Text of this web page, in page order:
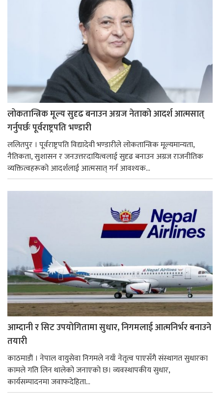
लोकतान्त्रिक मूल्य सुदृढ बनाउन अग्रज नेताको आदर्श आत्मसात्
गर्नुपर्छः पूर्वराष्ट्रपति भण्डारी
ललितपुर । पूर्वराष्ट्रपति विद्यादेवी भण्डारीले लोकतान्त्रिक मूल्यमान्यता,
नैतिकता, सुशासन र जनउत्तरदायित्वलाई सुदृढ बनाउन अग्रज राजनीतिक
व्यक्तित्वहरूको आदर्शलाई आत्मसात् गर्न आवश्यक...
आम्दानी र सिट उपयोगितामा सुधार, निगमलाई आत्मनिर्भर बनाउने
तयारी
काठमाडाैं । नेपाल वायुसेवा निगमले नयाँ नेतृत्व पाएसँगै संस्थागत सुधारका
कामले गति लिन थालेको जनाएको छ। व्यवस्थापकीय सुधार,
कार्यसम्पादनमा जवाफदेहिता...